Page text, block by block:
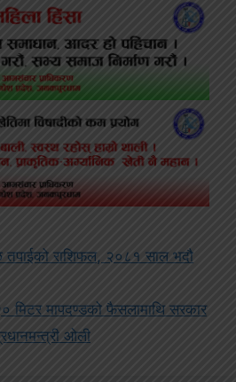
राशिफल, २०८१ साल भदौ
मिटर मापदण्डको फैसलामाथि सरकार
ओली